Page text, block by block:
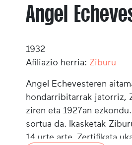
Angel
1932
Afiliazio herria: Ziburu
Angel Echevesteren
hondarribitarrak jatorriz,
ziren eta 1927an
sortua da. Ikasketak
14 urte arte. Zertifikata